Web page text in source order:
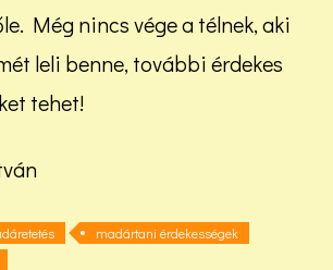
Még nincs vége a télnek, aki
leli benne, további érdekes
tehet!
madártani érdekességek